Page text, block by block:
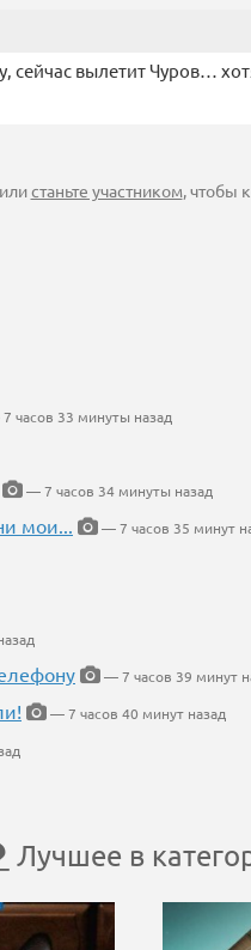
сейчас вылетит Чуров…
илистаньте участником , чтобы
часов 33 минуты назад
— 7 часов 34 минуты назад
мои...
— 7 часов 35 минут
— 7 часов 39 минут
— 7 часов 40 минут назад
Лучшее в